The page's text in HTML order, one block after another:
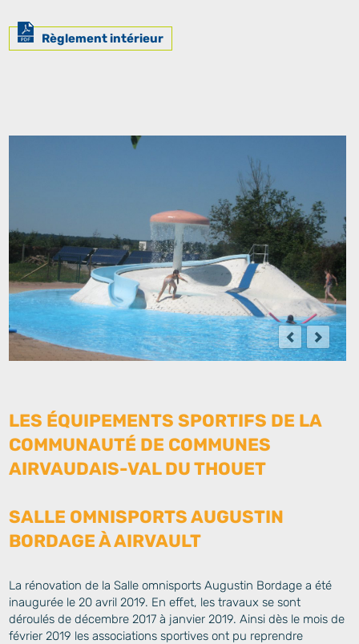
Règlement intérieur
LES ÉQUIPEMENTS SPORTIFS DE LA
COMMUNAUTÉ DE COMMUNES
AIRVAUDAIS-VAL DU THOUET
SALLE OMNISPORTS AUGUSTIN
BORDAGE À AIRVAULT
La rénovation de la Salle omnisports Augustin Bordage a été
inaugurée le 20 avril 2019. En effet, les travaux se sont
déroulés de décembre 2017 à janvier 2019. Ainsi dès le mois de
février 2019 les associations sportives ont pu reprendre